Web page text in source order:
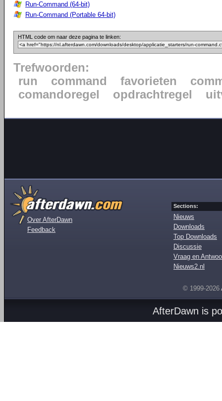
Run-Command (64-bit)
Run-Command (Portable 64-bit)
HTML code om naar deze pagina te linken:
Trefwoorden:
run
command favorieten
comandoregel
opdrachtregel
Over AfterDawn
Feedback
Sections:
Nieuws
Downloads
Top Downloads
Discussie
Vraag en
Nieuws2.nl
© 1999-2026
AfterDawn is